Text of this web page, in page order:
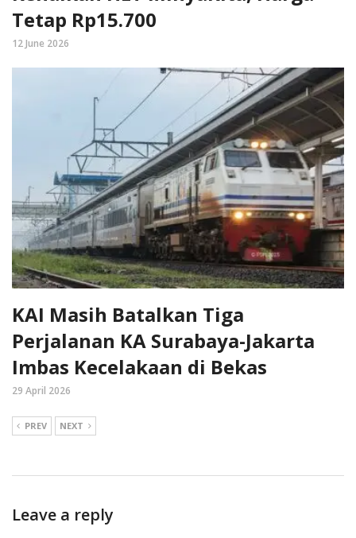
Tetap Rp15.700
12 June 2026
KAI Masih Batalkan Tiga
Perjalanan KA Surabaya-Jakarta
Imbas Kecelakaan di Bekas
29 April 2026
PREV NEXT
Leave a reply